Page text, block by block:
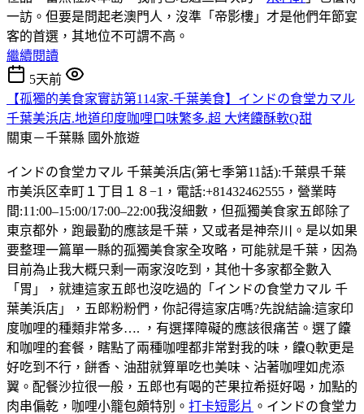
一訪。但要是問起老澳門人，沒準「帝影樓」才是他們年節宴
客的首選，其地位不可謂不高。
繼續閱讀
5天前
【孤獨的美食家實訪第114家-千葉美食】インドの食堂カマル
千葉美浜店.地道印度咖哩口味繁多.超 大烤饢酥軟Q甜
關東－千葉縣 國外旅遊
インドの食堂カマル 千葉美浜店(第七季第11話):千葉県千葉
市美浜区幸町１丁目１８−1，電話:+81432462555，營業時
間:11:00–15:00/17:00–22:00我沒細數，但孤獨美食家五郎除了
東京都外，跑最勤的應該是千葉，又或者是神奈川。是以如果
要整理一篇單一縣的孤獨美食家全攻略，可能就是千葉，因為
目前為止我大概只剩一兩家沒吃到，其他十多家都全數入
「胃」，就連這家五郎也沒吃過的「インドの食堂カマル 千
葉美浜店」，五郎粉粉們，你記得這家店嗎?先說結論:這家印
度咖哩的種類非常多…. ，有選擇障礙的應該很痛苦。選了饢
和咖哩的套餐，瞎點了兩種咖哩都非常對我的味，饢Q軟更是
好吃到不行，餅香、油甜就算單吃也美味、沾著咖哩如虎添
翼。配餐沙拉很一般，五郎也有喝的芒果拉希挺好喝，加點的
肉串偏乾，咖哩小籠包頗特別。 打卡短影片 。インドの食堂カ